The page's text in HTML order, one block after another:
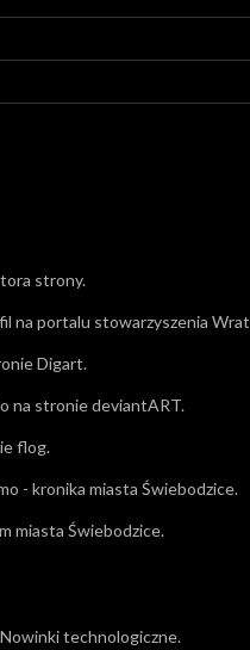
strony.
na portalu stowarzyszenia
Digart.
na stronie deviantART.
flog.
- kronika miasta Świebodzice.
miasta Świebodzice.
Nowinki technologiczne.